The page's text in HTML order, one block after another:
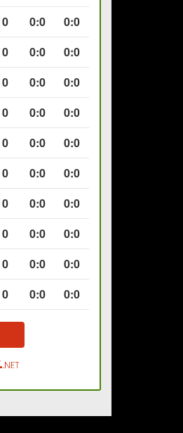
0 0:0
0:0
0 0:0
0:0
0 0:0
0:0
0 0:0
0:0
0 0:0
0:0
0 0:0
0:0
0 0:0
0:0
0 0:0
0:0
0 0:0
0:0
0 0:0 0:0